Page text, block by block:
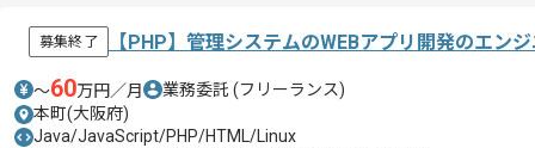
募集終了 【PHP】管理システムのWEBアプリ開発のエン
〜60万円／月 業務委託 (フリーランス)
本町(大阪府)
Java/JavaScript/PHP/HTML/Linux